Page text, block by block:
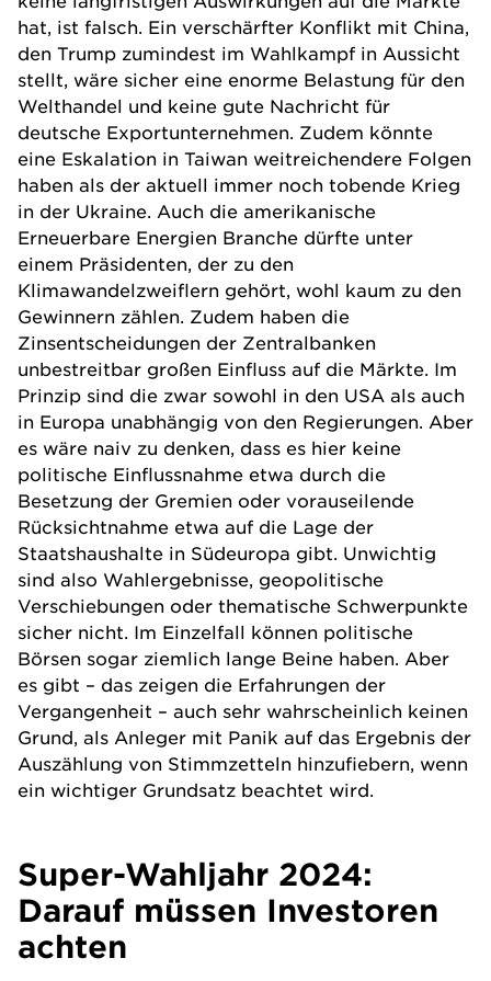
hat, ist falsch. Ein verschärfter Konflikt mit China,
den Trump zumindest im Wahlkampf in Aussicht
stellt, wäre sicher eine enorme Belastung für den
Welthandel und keine gute Nachricht für
deutsche Exportunternehmen. Zudem könnte
eine Eskalation in Taiwan weitreichendere Folgen
haben als der aktuell immer noch tobende Krieg
in der Ukraine. Auch die amerikanische
Erneuerbare Energien Branche dürfte unter
einem Präsidenten, der zu den
Klimawandelzweiflern gehört, wohl kaum zu den
Gewinnern zählen. Zudem haben die
Zinsentscheidungen der Zentralbanken
unbestreitbar großen Einfluss auf die Märkte. Im
Prinzip sind die zwar sowohl in den USA als auch
in Europa unabhängig von den Regierungen. Aber
es wäre naiv zu denken, dass es hier keine
politische Einflussnahme etwa durch die
Besetzung der Gremien oder vorauseilende
Rücksichtnahme etwa auf die Lage der
Staatshaushalte in Südeuropa gibt. Unwichtig
sind also Wahlergebnisse, geopolitische
Verschiebungen oder thematische Schwerpunkte
sicher nicht. Im Einzelfall können politische
Börsen sogar ziemlich lange Beine haben. Aber
es gibt – das zeigen die Erfahrungen der
Vergangenheit – auch sehr wahrscheinlich keinen
Grund, als Anleger mit Panik auf das Ergebnis der
Auszählung von Stimmzetteln hinzufiebern, wenn
ein wichtiger Grundsatz beachtet wird.
Super-Wahljahr 2024:
Darauf müssen Investoren
achten